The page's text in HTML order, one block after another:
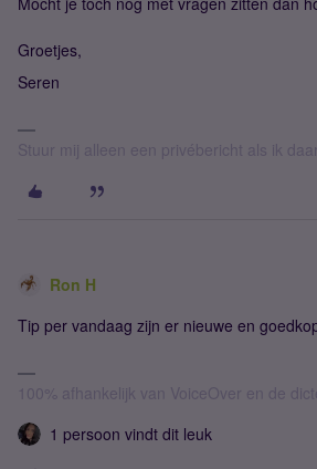
Groetjes,
Seren
Stuur mij alleen een privébericht als ik
Ron H
Tip per vandaag zijn er nieuwe en
100% afhankelijk van VoiceOver en de
1 persoon vindt dit leuk